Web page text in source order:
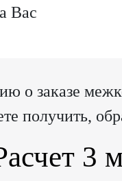
Вас
о заказе
получить,
3